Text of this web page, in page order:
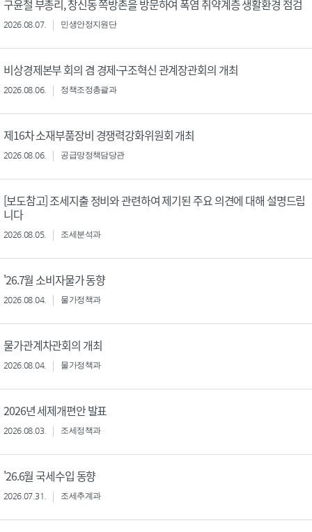
구윤철 부총리, 창신동 쪽방촌을 방문하여 폭염 취약계층 생활환경 점검
2026.08.07. 민생안정지원단
비상경제본부 회의 겸 경제·구조혁신 관계장관회의 개최
2026.08.06. 정책조정총괄과
제16차 소재부품장비 경쟁력강화위원회 개최
2026.08.06. 공급망정책담당관
[보도참고] 조세지출 정비와 관련하여 제기된 주요 의견에 대해 설명드립
니다
2026.08.05. 조세분석과
'26.7월 소비자물가 동향
2026.08.04. 물가정책과
물가관계차관회의 개최
2026.08.04. 물가정책과
2026년 세제개편안 발표
2026.08.03. 조세정책과
'26.6월 국세수입 동향
2026.07.31. 조세추계과